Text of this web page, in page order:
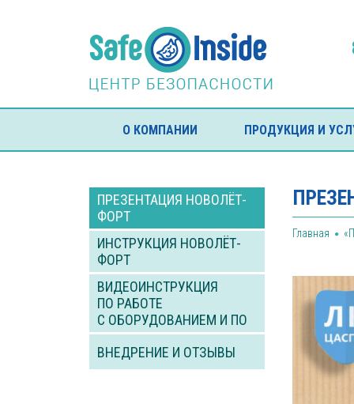
О КОМПАНИИ ПРОДУКЦИЯ И
ПРЕЗЕНТАЦИЯ НОВОЛЁТ-
ФОРТ
ИНСТРУКЦИЯ НОВОЛЁТ-
ФОРТ
ВИДЕОИНСТРУКЦИЯ
ПО РАБОТЕ
С ОБОРУДОВАНИЕМ И ПО
ВНЕДРЕНИЕ И ОТЗЫВЫ
Главная